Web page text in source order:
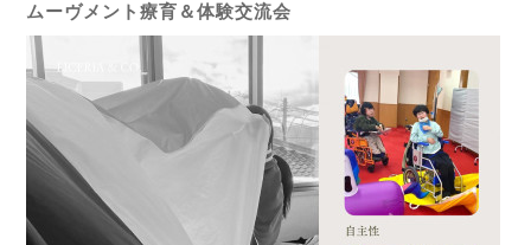
ムーヴメント療育＆体験交流会